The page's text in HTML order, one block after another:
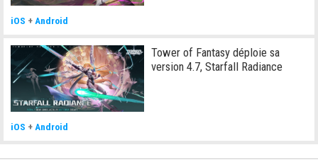
iOS + Android
Tower of Fantasy déploie sa
version 4.7, Starfall Radiance
iOS + Android